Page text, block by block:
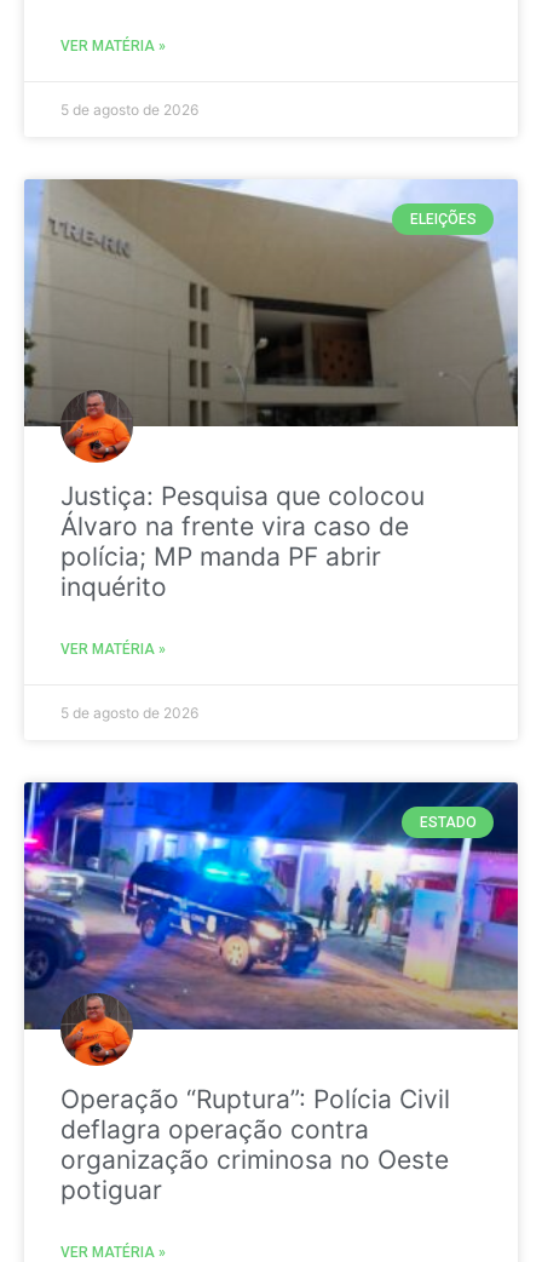
VER MATÉRIA »
5 de agosto de 2026
ELEIÇÕES
Justiça: Pesquisa que colocou
Álvaro na frente vira caso de
polícia; MP manda PF abrir
inquérito
VER MATÉRIA »
5 de agosto de 2026
ESTADO
Operação “Ruptura”: Polícia Civil
deflagra operação contra
organização criminosa no Oeste
potiguar
VER MATÉRIA »